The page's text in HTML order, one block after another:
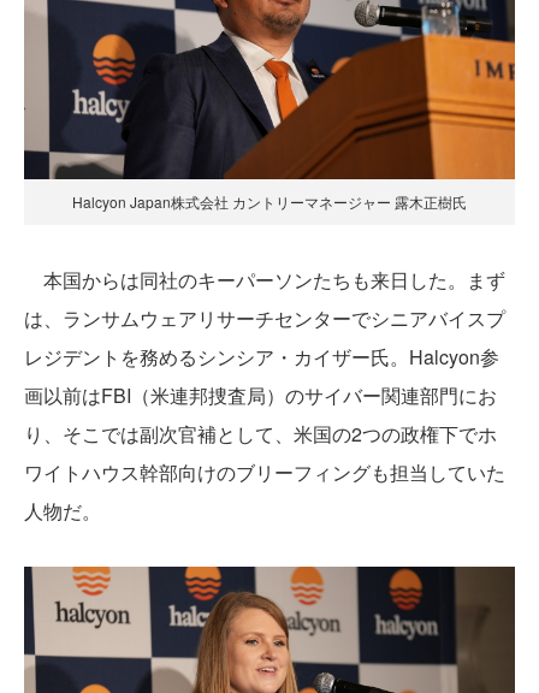
Halcyon Japan株式会社 カントリーマネージャー 露木正樹氏
本国からは同社のキーパーソンたちも来日した。まず
は、ランサムウェアリサーチセンターでシニアバイスプ
レジデントを務めるシンシア・カイザー氏。Halcyon参
画以前はFBI（米連邦捜査局）のサイバー関連部門にお
り、そこでは副次官補として、米国の2つの政権下でホ
ワイトハウス幹部向けのブリーフィングも担当していた
人物だ。